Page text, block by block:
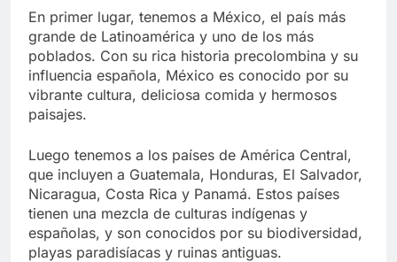
En primer lugar, tenemos a México, el país más
grande de Latinoamérica y uno de los más
poblados. Con su rica historia precolombina y su
influencia española, México es conocido por su
vibrante cultura, deliciosa comida y hermosos
paisajes.
Luego tenemos a los países de América Central,
que incluyen a Guatemala, Honduras, El Salvador,
Nicaragua, Costa Rica y Panamá. Estos países
tienen una mezcla de culturas indígenas y
españolas, y son conocidos por su biodiversidad,
playas paradisíacas y ruinas antiguas.